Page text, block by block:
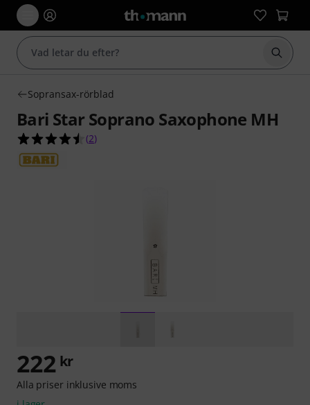
Börja
Sopransax-rörblad
Bari Star Soprano Saxophone MH
4.5 av 5 stjärnor från 2 kundbetyg
(2)
222 kr
Alla priser inklusive moms